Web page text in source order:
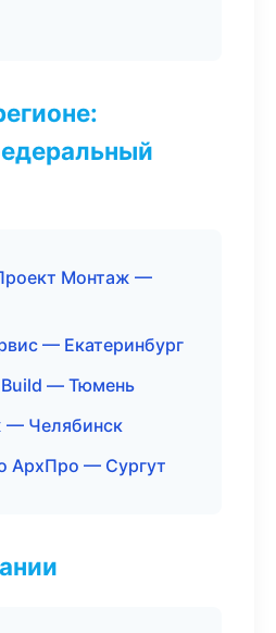
Монтаж —
— Екатеринбург
— Тюмень
— Челябинск
АрхПро — Сургут